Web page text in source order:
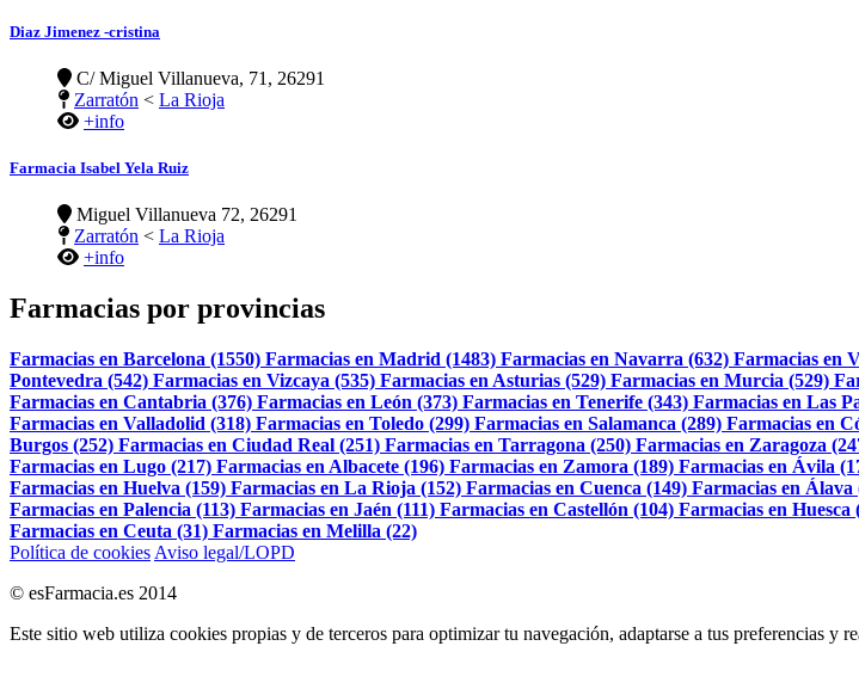
Diaz Jimenez -cristina
C/ Miguel Villanueva, 71, 26291
Zarratón < La Rioja
+info
Farmacia Isabel Yela Ruiz
Miguel Villanueva 72, 26291
Zarratón < La Rioja
+info
Farmacias por provincias
Farmacias en Barcelona (1550) Farmacias en Madrid (1483) Farmacias en Navarra (632) Farmacias en
Pontevedra (542) Farmacias en Vizcaya (535) Farmacias en Asturias (529) Farmacias en Murcia (529)
Farmacias en Cantabria (376) Farmacias en León (373) Farmacias en Tenerife (343) Farmacias en Las
Farmacias en Valladolid (318) Farmacias en Toledo (299) Farmacias en Salamanca (289) Farmacias en
Burgos (252) Farmacias en Ciudad Real (251) Farmacias en Tarragona (250) Farmacias en Zaragoza
Farmacias en Lugo (217) Farmacias en Albacete (196) Farmacias en Zamora (189) Farmacias en Ávila
Farmacias en Huelva (159) Farmacias en La Rioja (152) Farmacias en Cuenca (149) Farmacias en Álava
Farmacias en Palencia (113) Farmacias en Jaén (111) Farmacias en Castellón (104) Farmacias en Huesca
Farmacias en Ceuta (31) Farmacias en Melilla (22)
Política de cookies Aviso legal/LOPD
© esFarmacia.es 2014
Este sitio web utiliza cookies propias y de terceros para optimizar tu navegación, adaptarse a tus preferencias y